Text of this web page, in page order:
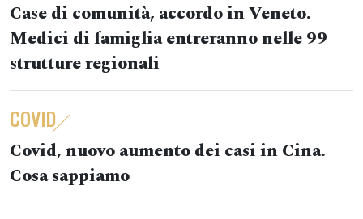
Case di comunità, accordo in Veneto.
Medici di famiglia entreranno nelle 99
strutture regionali
COVID
Covid, nuovo aumento dei casi in Cina.
Cosa sappiamo